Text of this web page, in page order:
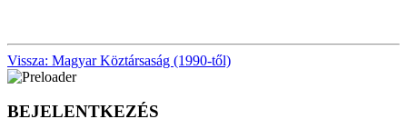
Vissza: Magyar Köztársaság (1990-től)
BEJELENTKEZÉS